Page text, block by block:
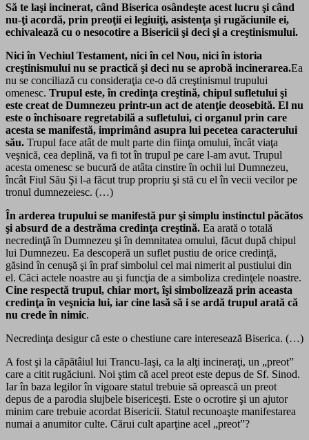
Să te laşi incinerat, când Biserica osândeşte acest lucru şi când
nu-ţi acordă, prin preoţii ei legiuiţi, asistenţa şi rugăciunile ei,
echivalează cu o nesocotire a Bisericii şi deci şi a creştinismului.
Nici în Vechiul Testament, nici în cel Nou, nici în istoria
creştinismului nu se practică şi deci nu se aprobă incinerarea.Ea
nu se conciliază cu consideraţia ce-o dă creştinismul trupului
omenesc. Trupul este, în credinţa creştină, chipul sufletului şi
este creat de Dumnezeu printr-un act de atenţie deosebită. El nu
este o închisoare regretabilă a sufletului, ci organul prin care
acesta se manifestă, imprimând asupra lui pecetea caracterului
său. Trupul face atât de mult parte din fiinţa omului, încât viaţa
veşnică, cea deplină, va fi tot în trupul pe care l-am avut. Trupul
acesta omenesc se bucură de atâta cinstire în ochii lui Dumnezeu,
încât Fiul Său Şi l-a făcut trup propriu şi stă cu el în vecii vecilor pe
tronul dumnezeiesc. (…)
În arderea trupului se manifestă pur şi simplu instinctul păcătos
şi absurd de a destrăma credinţa creştină. Ea arată o totală
necredinţă în Dumnezeu şi în demnitatea omului, făcut după chipul
lui Dumnezeu. Ea descoperă un suflet pustiu de orice credinţă,
găsind în cenuşă şi în praf simbolul cel mai nimerit al pustiului din
el. Căci actele noastre au şi funcţia de a simboliza credinţele noastre.
Cine respectă trupul, chiar mort, îşi simbolizează prin aceasta
credinţa în veşnicia lui, iar cine lasă să i se ardă trupul arată că
nu crede în nimic.
Necredinţa desigur că este o chestiune care interesează Biserica. (…)
A fost şi la căpătâiul lui Trancu-Iaşi, ca la alţi incineraţi, un „preot”
care a citit rugăciuni. Noi ştim că acel preot este depus de Sf. Sinod.
Iar în baza legilor în vigoare statul trebuie să oprească un preot
depus de a parodia slujbele bisericeşti. Este o ocrotire şi un ajutor
minim care trebuie acordat Bisericii. Statul recunoaşte manifestarea
numai a anumitor culte. Cărui cult aparţine acel „preot”?